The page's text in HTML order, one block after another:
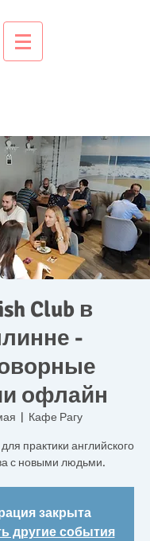
Club в
-
офлайн
Кафе Рагу
практики английского
с новыми людьми.
закрыта
другие события